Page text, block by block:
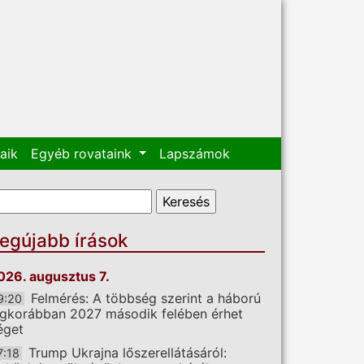
Egyéb rovataink Lapszámok
űrlap
írások
augusztus 7.
Felmérés: A többség szerint a háború
2027 második felében érhet
Trump Ukrajna lőszerellátásáról: